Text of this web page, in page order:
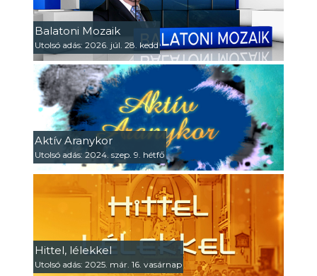
Balatoni Mozaik
Utolsó adás: 2026. júl. 28. kedd
Aktív Aranykor
Utolsó adás: 2024. szep. 9. hétfő
Hittel, lélekkel
Utolsó adás: 2025. már. 16. vasárnap